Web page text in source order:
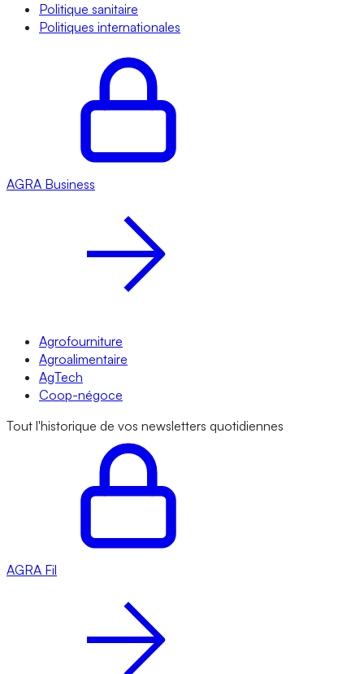
Politique sanitaire
Politiques internationales
AGRA Business
Agrofourniture
Agroalimentaire
AgTech
Coop-négoce
Tout l'historique de vos newsletters quotidiennes
AGRA Fil